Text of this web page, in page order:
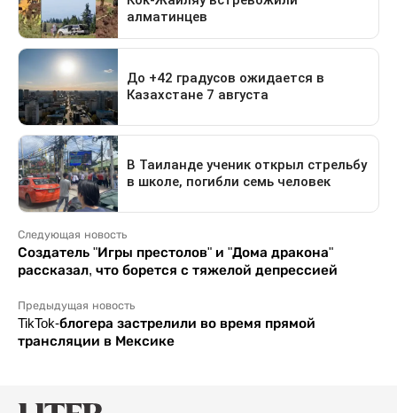
Следующая новость
Создатель "Игры престолов" и "Дома дракона"
рассказал, что борется с тяжелой депрессией
Предыдущая новость
TikTok-блогера застрелили во время прямой
трансляции в Мексике